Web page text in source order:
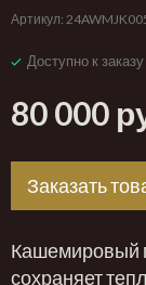
Артикул:
Доступно к заказу
80 000
Заказать
Кашемировый
сохраняет